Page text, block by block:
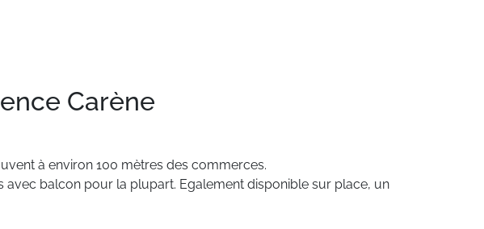
Carène
à environ 100 mètres des commerces.
avec balcon pour la plupart. Egalement disponible sur place, un